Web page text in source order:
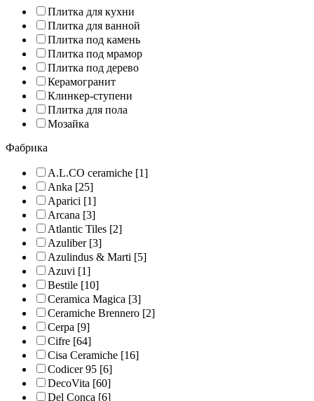
Плитка для кухни
Плитка для ванной
Плитка под камень
Плитка под мрамор
Плитка под дерево
Керамогранит
Клинкер-ступени
Плитка для пола
Мозайка
Фабрика
A.L.CO ceramiche [1]
Anka [25]
Aparici [1]
Arcana [3]
Atlantic Tiles [2]
Azuliber[3]
Azulindus & Marti [5]
Azuvi [1]
Bestile [10]
Ceramica Magica [3]
Ceramiche Brennero [2]
Cerpa [9]
Cifre [64]
Cisa Ceramiche [16]
Codicer 95 [6]
DecoVita [60]
Del Conca [6]